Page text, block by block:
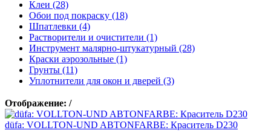
Клеи (28)
Обои под покраску (18)
Шпатлевки (4)
Растворители и очистители (1)
Инструмент малярно-штукатурный (28)
Краски аэрозольные (1)
Грунты (11)
Уплотнители для окон и дверей (3)
Отображение: /
düfa: VOLLTON-UND ABTONFARBE: Краситель D230